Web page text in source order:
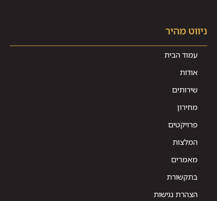
ניווט מהיר
עמוד הבית
אודות
שירותים
מחירון
פרויקטים
המלצות
מאמרים
בתקשורת
הצהרת נגישות